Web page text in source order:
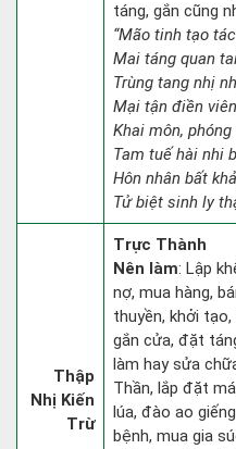
táng, gắn cũng
“Mão tinh tạo
Mai táng quan
Trùng tang nhị
Mại tận điền
Khai môn,
Tam tuế hài nhi
Hôn nhân bất
Tử biệt sinh ly
Thập
Nhị Kiến
Trừ
Trực Thành
Nên làm: Lập
nợ, mua hàng,
thuyền, khởi
gắn cửa, đặt
làm hay sửa
Thần, lắp đặt
lúa, đào ao
bệnh, mua gia